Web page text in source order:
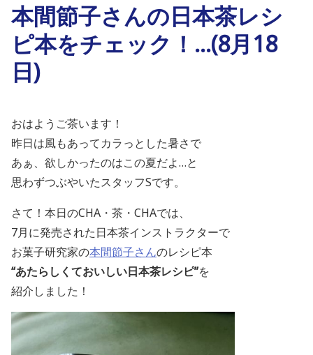
本間節子さんの日本茶レシ
ピ本をチェック！…(8月18
日)
おはようご茶います！
昨日は風もあってカラっとした暑さで
あぁ、欲しかったのはこの夏だよ…と
思わずつぶやいたスタッフSです。
さて！本日のCHA・茶・CHAでは、
7月に発売された日本茶インストラクターで
お菓子研究家の本間節子さんのレシピ本
“あたらしくておいしい日本茶レシピ”を
紹介しました！